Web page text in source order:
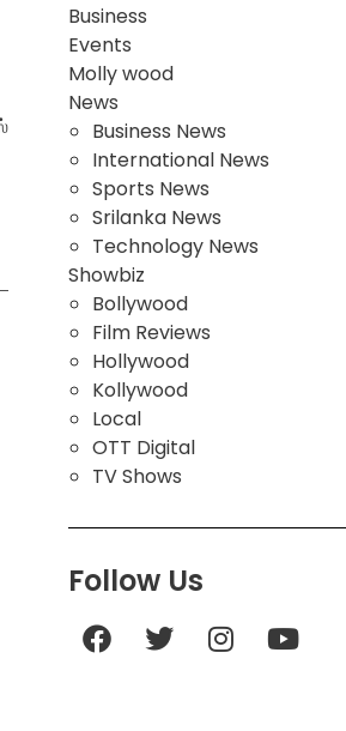
Business
Events
Molly wood
News
Business News
International News
Sports News
Srilanka News
Technology News
Showbiz
Bollywood
Film Reviews
Hollywood
Kollywood
Local
OTT Digital
TV Shows
Follow Us